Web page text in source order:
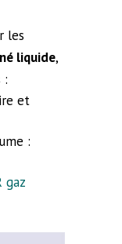
les
liquide,
:
et
:
gaz